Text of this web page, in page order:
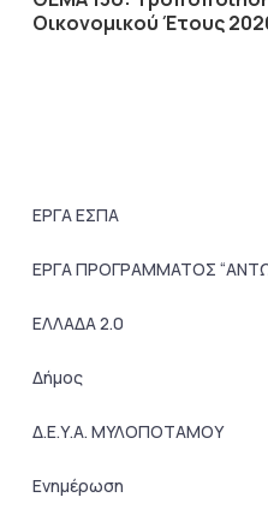
Οικονομικού Έτους
ΕΡΓΑ ΕΣΠΑ
ΕΡΓΑ ΠΡΟΓΡΑΜΜΑΤΟΣ
ΕΛΛΑΔΑ 2.0
Δήμος
Δ.Ε.Υ.Α. ΜΥΛΟΠΟΤΑΜΟΥ
Ενημέρωση